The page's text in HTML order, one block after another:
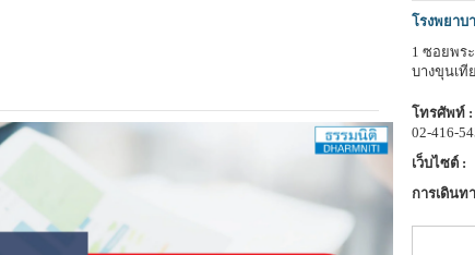
โรงพยาบ
1 ซอยพร
บางขุนเที
โทรศัพท์ :
02-416-
เว็บไซต์ :
การเดินท